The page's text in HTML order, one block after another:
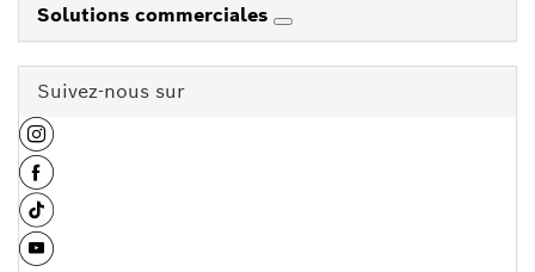
Solutions commerciales
Suivez-nous sur